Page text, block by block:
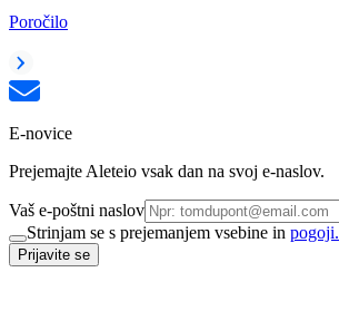
Poročilo
E-novice
Prejemajte Aleteio vsak dan na svoj e-naslov.
Vaš e-poštni naslov
Strinjam se s prejemanjem vsebine in pogoji.
Prijavite se